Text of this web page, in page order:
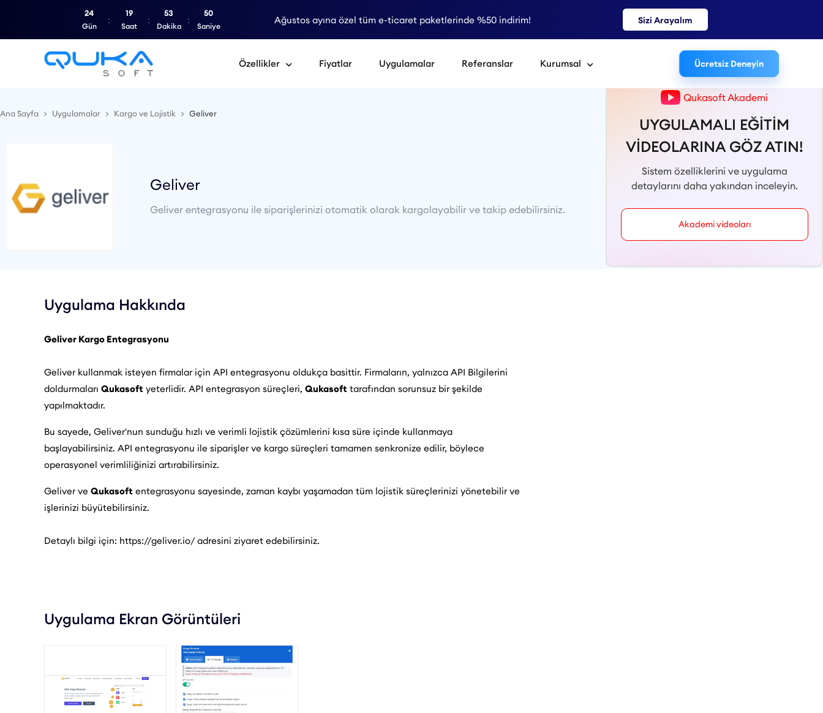
Ağustos ayına özel tüm e-ticaret paketlerinde %50 indirim! Sizi Arayalım
24
Gün
19
Saat
53
Dakika
50
Saniye
Özellikler Fiyatlar Uygulamalar Referanslar Kurumsal Ücretsiz Deneyin
Ana Sayfa Uygulamalar Kargo ve Lojistik Geliver Uygulamalar Sayfasına Dön
Geliver
Geliver entegrasyonu ile siparişlerinizi otomatik olarak kargolayabilir ve takip edebilirsiniz.
Qukasoft Akademi
UYGULAMALI EĞİTİM
VİDEOLARINA GÖZ ATIN!
Sistem özelliklerini ve uygulama
detaylarını daha yakından inceleyin.
Akademi videoları
Uygulama Hakkında
Geliver Kargo Entegrasyonu
Geliver kullanmak isteyen firmalar için API entegrasyonu oldukça basittir. Firmaların, yalnızca API Bilgilerini
doldurmaları Qukasoft yeterlidir. API entegrasyon süreçleri, Qukasoft tarafından sorunsuz bir şekilde
yapılmaktadır.
Bu sayede, Geliver'nun sunduğu hızlı ve verimli lojistik çözümlerini kısa süre içinde kullanmaya
başlayabilirsiniz. API entegrasyonu ile siparişler ve kargo süreçleri tamamen senkronize edilir, böylece
operasyonel verimliliğinizi artırabilirsiniz.
Geliver ve Qukasoft entegrasyonu sayesinde, zaman kaybı yaşamadan tüm lojistik süreçlerinizi yönetebilir ve
işlerinizi büyütebilirsiniz.
Detaylı bilgi için: https://geliver.io/ adresini ziyaret edebilirsiniz.
Uygulama Ekran Görüntüleri